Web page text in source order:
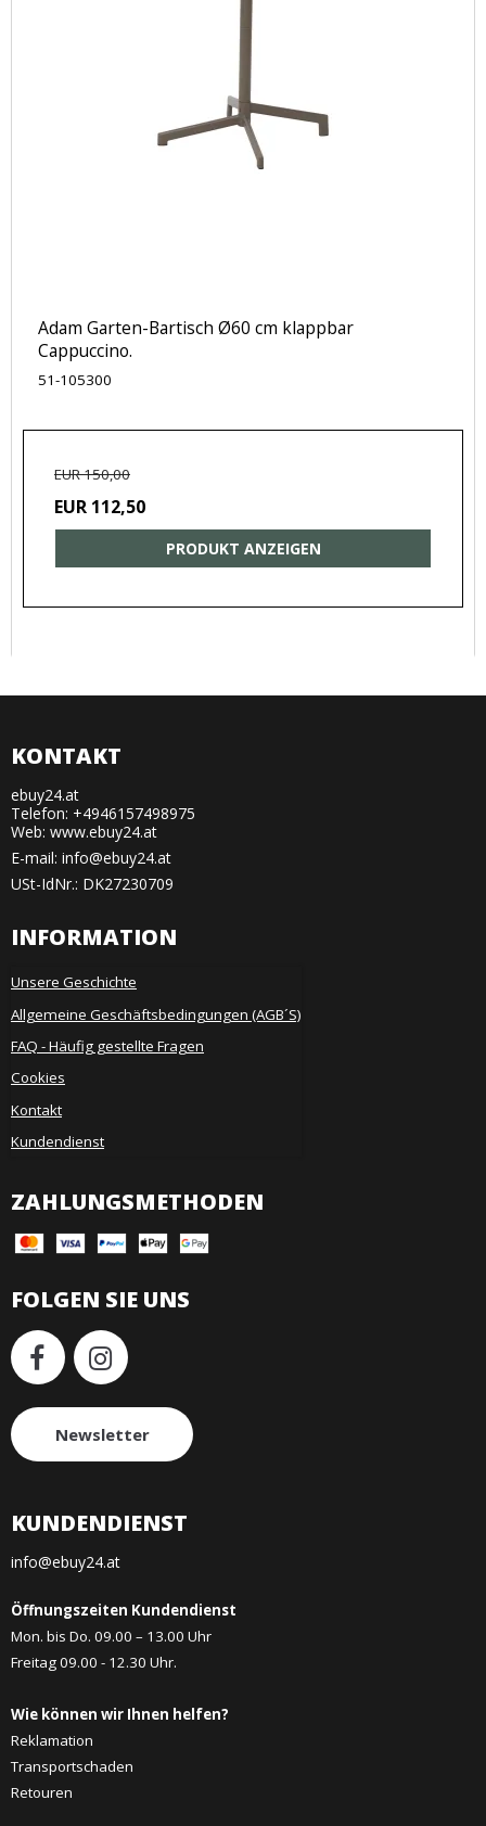
Adam Garten-Bartisch Ø60 cm klappbar
Cappuccino.
51-105300
EUR 150,00
EUR 112,50
PRODUKT ANZEIGEN
KONTAKT
ebuy24.at
Telefon: +4946157498975
Web: www.ebuy24.at
E-mail: info@ebuy24.at
USt-IdNr.: DK27230709
INFORMATION
Unsere Geschichte
Allgemeine Geschäftsbedingungen (AGB´S)
FAQ - Häufig gestellte Fragen
Cookies
Kontakt
Kundendienst
ZAHLUNGSMETHODEN
FOLGEN SIE UNS
Newsletter
KUNDENDIENST
info@ebuy24.at
Öffnungszeiten Kundendienst
Mon. bis Do. 09.00 – 13.00 Uhr
Freitag 09.00 - 12.30 Uhr.
Wie können wir Ihnen helfen?
Reklamation
Transportschaden
Retouren